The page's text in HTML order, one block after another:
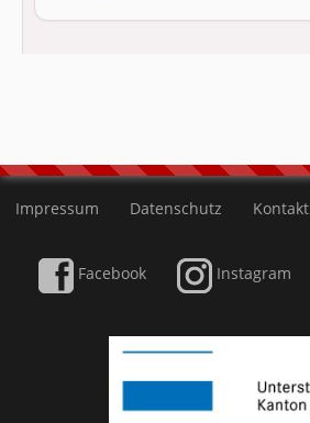
Impressum Datenschutz Kontakt
Facebook Instagram